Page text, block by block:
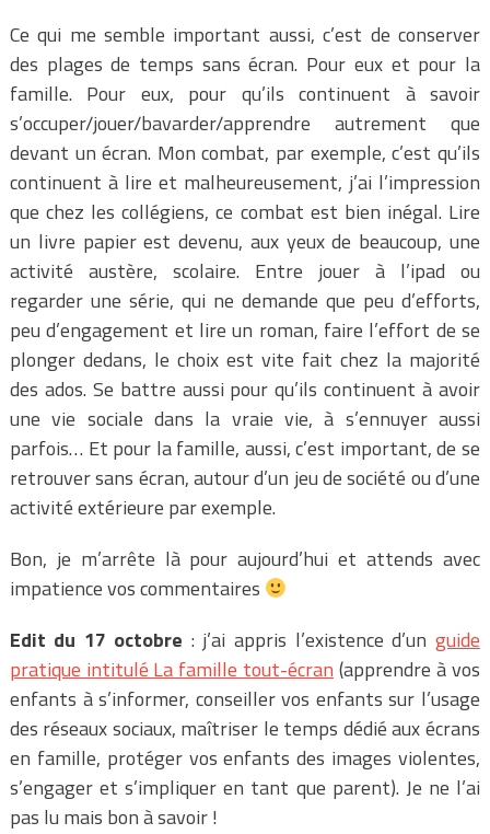
Ce qui me semble important aussi, c’est de conserver
des plages de temps sans écran. Pour eux et pour la
famille. Pour eux, pour qu’ils continuent à savoir
s’occuper/jouer/bavarder/apprendre autrement que
devant un écran. Mon combat, par exemple, c’est qu’ils
continuent à lire et malheureusement, j’ai l’impression
que chez les collégiens, ce combat est bien inégal. Lire
un livre papier est devenu, aux yeux de beaucoup, une
activité austère, scolaire. Entre jouer à l’ipad ou
regarder une série, qui ne demande que peu d’efforts,
peu d’engagement et lire un roman, faire l’effort de se
plonger dedans, le choix est vite fait chez la majorité
des ados. Se battre aussi pour qu’ils continuent à avoir
une vie sociale dans la vraie vie, à s’ennuyer aussi
parfois… Et pour la famille, aussi, c’est important, de se
retrouver sans écran, autour d’un jeu de société ou d’une
activité extérieure par exemple.
Bon, je m’arrête là pour aujourd’hui et attends avec
impatience vos commentaires
Edit du 17 octobre : j’ai appris l’existence d’un guide
pratique intitulé La famille tout-écran (apprendre à vos
enfants à s’informer, conseiller vos enfants sur l’usage
des réseaux sociaux, maîtriser le temps dédié aux écrans
en famille, protéger vos enfants des images violentes,
s’engager et s’impliquer en tant que parent). Je ne l’ai
pas lu mais bon à savoir !